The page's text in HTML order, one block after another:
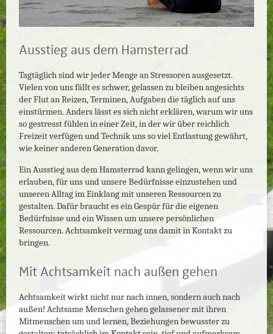
Ausstieg aus dem Hamsterrad
Tagtäglich sind wir jeder Menge an Stressoren ausgesetzt.
Vielen von uns fällt es schwer, gelassen zu bleiben angesichts
der Flut an Reizen, Terminen, Aufgaben die täglich auf uns
einstürmen. Anders lässt es sich nicht erklären, warum wir uns
so gestresst fühlen in einer Zeit, in der wir über reichlich
Freizeit verfügen und Technik uns so viel Entlastung gewährt,
wie keiner anderen Generation davor.
Ein Ausstieg aus dem Hamsterrad kann gelingen, wenn wir uns
erlauben, für uns und unsere Bedürfnisse einzustehen und
unseren Alltag im Einklang mit unseren Ressourcen zu
gestalten. Dafür braucht es ein Gespür für die eigenen
Bedürfnisse und ein Wissen um unsere persönlichen
Ressourcen. Achtsamkeit vermag uns damit in Kontakt zu
bringen.
Mit Achtsamkeit nach außen gehen
Achtsamkeit wirkt nicht nur nach innen, sondern auch nach
außen! Achtsame Menschen gehen gelassener mit ihren
Mitmenschen um und lernen, Beziehungen bewusster zu